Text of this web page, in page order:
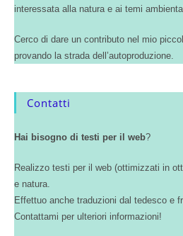
interessata alla natura e ai temi
Cerco di dare un contributo nel mio
provando la strada dell’autoproduzione.
Contatti
Hai bisogno di testi per il web?
Realizzo testi per il web (ottimizzati in
e natura.
Effettuo anche traduzioni dal tedesco e
Contattami per ulteriori informazioni!